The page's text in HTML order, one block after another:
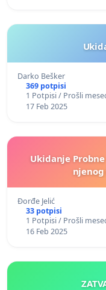
Darko Bešker
369 potpisi
1 Potpisi / Prošli
17 Feb 2025
Ukidanje
Đorđe Jelić
33 potpisi
1 Potpisi / Prošli
16 Feb 2025